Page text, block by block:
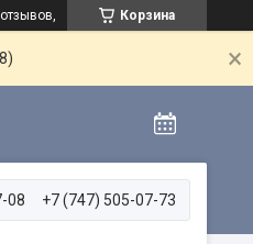
Корзина
08 +7 (747) 505-07-73